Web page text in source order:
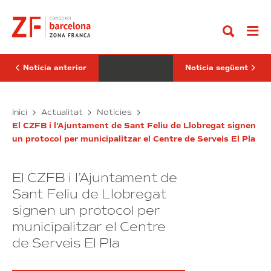
contingut
Barcelona
el
de
la
protocol
per
desenvolupar
la
pública
a
Glòries
Notícia anterior
amb
un
a
DFactory
Barcelona
Notícia següent
Inici Actualitat Notícies
El CZFB i l’Ajuntament de Sant Feliu de Llobregat signen
un protocol per municipalitzar el Centre de Serveis El Pla
El CZFB i l’Ajuntament de
Sant Feliu de Llobregat
signen un protocol per
municipalitzar el Centre
de Serveis El Pla
de
Barcelona
i
de
la
Franca
signen
un
protocol
la
seva